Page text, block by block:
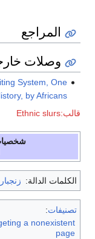
المراجع
وصلات
System, One
by Africans
قالب:Ethnic slurs
الكلمات الدالة: زنجبار
تصنيفات:
a nonexistent
page